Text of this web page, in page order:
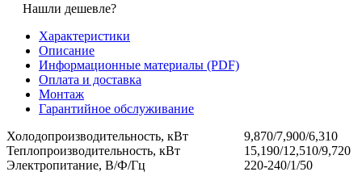
Нашли дешевле?
Характеристики
Описание
Информационные материалы (PDF)
Оплата и доставка
Монтаж
Гарантийное обслуживание
Холодопроизводительность, кВт
9,870/7,900/6,310
Теплопроизводительность, кВт
15,190/12,510/9,720
Электропитание, В/Ф/Гц
220-240/1/50